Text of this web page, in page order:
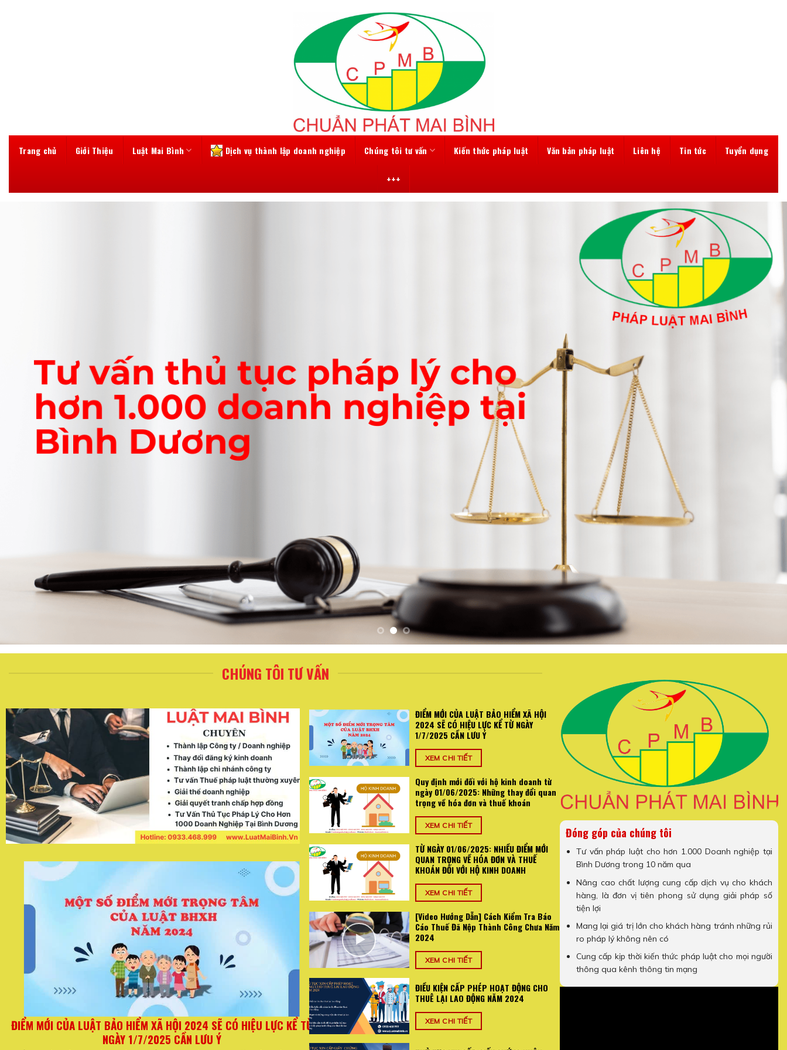
Trang chủ Giới Thiệu Luật Mai Bình Dịch vụ thành lập doanh nghiệp Chúng tôi tư vấn Kiến thức pháp luật Văn bản pháp luật Liên hệ Tin tức Tuyển dụng
+++
CHÚNG TÔI TƯ VẤN
Quy định mới đối với hộ kinh doanh từ ngày 01/06/2025: Những
thay đổi quan trọng về hóa đơn và thuế khoán
TỪ NGÀY 01/06/2025: NHIỀU ĐIỂM MỚI QUAN TRỌNG VỀ HÓA ĐƠN
VÀ THUẾ KHOÁN ĐỐI VỚI HỘ KINH DOANH
ĐIỂM MỚI CỦA LUẬT BẢO HIỂM XÃ HỘI
2024 SẼ CÓ HIỆU LỰC KỂ TỪ NGÀY
1/7/2025 CẦN LƯU Ý
XEM CHI TIẾT
Quy định mới đối với hộ kinh doanh từ
ngày 01/06/2025: Những thay đổi quan
trọng về hóa đơn và thuế khoán
XEM CHI TIẾT
TỪ NGÀY 01/06/2025: NHIỀU ĐIỂM MỚI
QUAN TRỌNG VỀ HÓA ĐƠN VÀ THUẾ
KHOÁN ĐỐI VỚI HỘ KINH DOANH
XEM CHI TIẾT
[Video Hướng Dẫn] Cách Kiểm Tra Báo
Cáo Thuế Đã Nộp Thành Công Chưa Năm
2024
XEM CHI TIẾT
ĐIỀU KIỆN CẤP PHÉP HOẠT ĐỘNG CHO
THUÊ LẠI LAO ĐỘNG NĂM 2024
XEM CHI TIẾT
Đóng góp của chúng tôi
Tư vấn pháp luật cho hơn 1.000 Doanh nghiệp tại
Bình Dương trong 10 năm qua
Nâng cao chất lượng cung cấp dịch vụ cho khách
hàng, là đơn vị tiên phong sử dụng giải pháp số
tiện lợi
Mang lại giá trị lớn cho khách hàng tránh những rủi
ro pháp lý không nên có
Cung cấp kịp thời kiến thức pháp luật cho mọi người
thông qua kênh thông tin mạng